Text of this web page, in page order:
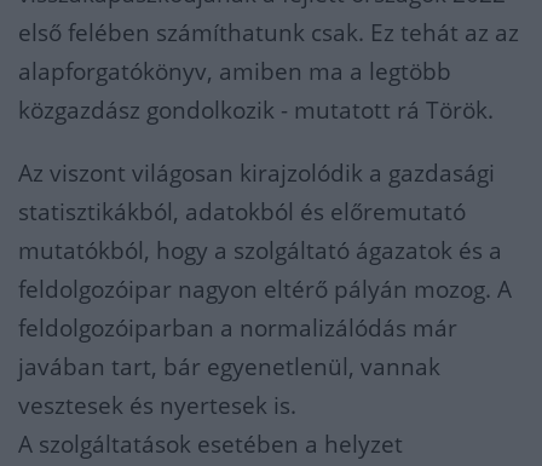
első felében számíthatunk csak. Ez tehát az az
alapforgatókönyv, amiben ma a legtöbb
közgazdász gondolkozik - mutatott rá Török.
Az viszont világosan kirajzolódik a gazdasági
statisztikákból, adatokból és előremutató
mutatókból, hogy a szolgáltató ágazatok és a
feldolgozóipar nagyon eltérő pályán mozog. A
feldolgozóiparban a normalizálódás már
javában tart, bár egyenetlenül, vannak
vesztesek és nyertesek is.
A szolgáltatások esetében a helyzet